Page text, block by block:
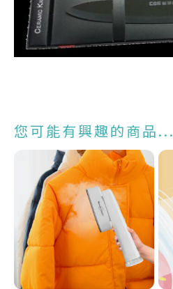
您可能有興趣的商品...